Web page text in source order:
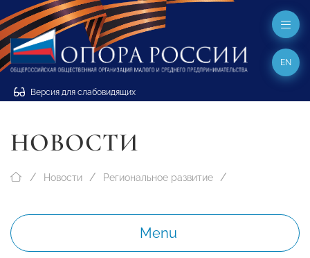
Версия для слабовидящих
EN
НОВОСТИ
Новости Региональное развитие
Menu